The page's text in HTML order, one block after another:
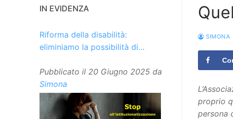
SIMONA
proprio
persona
IN EVIDENZA
Riforma della disabilità:
eliminiamo la possibilità di
Pubblicato il 20 Giugno 2025 da
Simona